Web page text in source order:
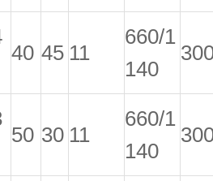
40 45 11
660/1
140
50 30 11
660/1
140